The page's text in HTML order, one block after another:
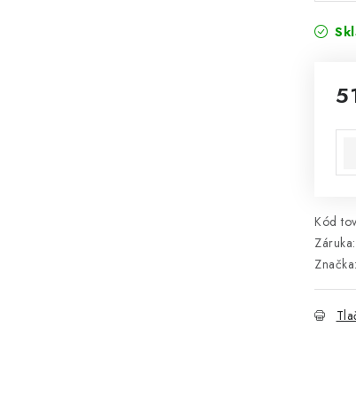
Kód
Záruka:
Značka: